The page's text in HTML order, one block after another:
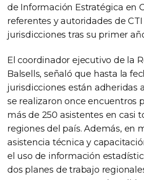
de Información Estratégica en
referentes y autoridades de
jurisdicciones tras su primer
El coordinador ejecutivo de la
Balsells, señaló que hasta la
jurisdicciones están adheridas
se realizaron once encuentros
más de 250 asistentes en casi
regiones del país. Además, en
asistencia técnica y
el uso de información
dos planes de trabajo